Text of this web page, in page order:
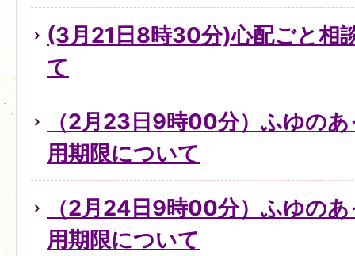
(3月21日8時30分)心配ごと相
て
（2月23日9時00分）ふゆの
用期限について
（2月24日9時00分）ふゆの
用期限について